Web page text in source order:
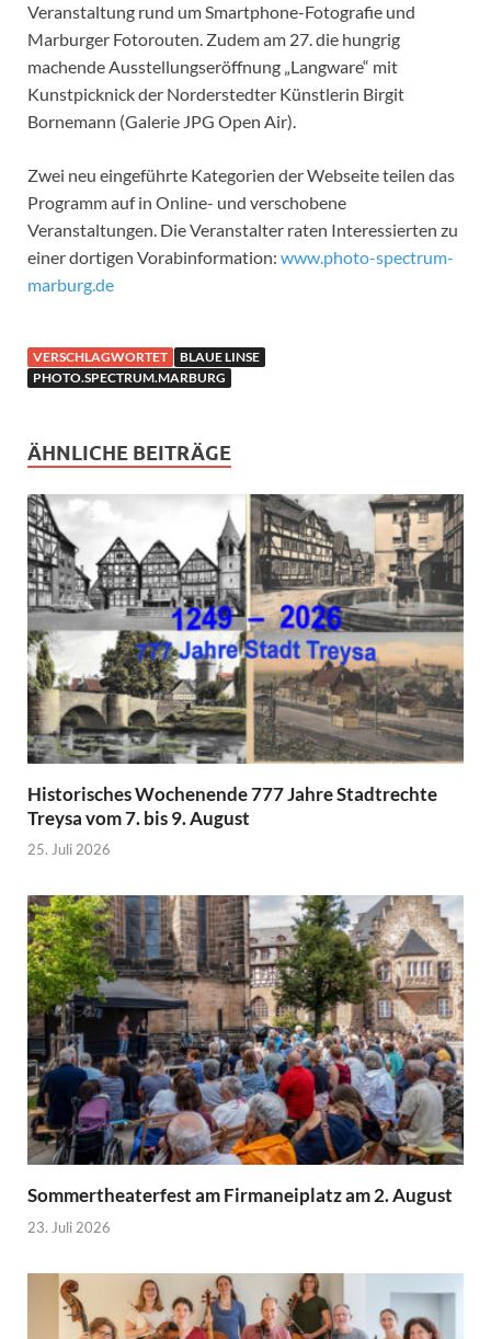
Veranstaltung rund um Smartphone-Fotografie und
Marburger Fotorouten. Zudem am 27. die hungrig
machende Ausstellungseröffnung „Langware“ mit
Kunstpicknick der Norderstedter Künstlerin Birgit
Bornemann (Galerie JPG Open Air).
Zwei neu eingeführte Kategorien der Webseite teilen das
Programm auf in Online- und verschobene
Veranstaltungen. Die Veranstalter raten Interessierten zu
einer dortigen Vorabinformation: www.photo-spectrum-
marburg.de
VERSCHLAGWORTET
BLAUE LINSE
PHOTO.SPECTRUM.MARBURG
ÄHNLICHE BEITRÄGE
Historisches Wochenende 777 Jahre Stadtrechte
Treysa vom 7. bis 9. August
25. Juli 2026
Sommertheaterfest am Firmaneiplatz am 2. August
23. Juli 2026